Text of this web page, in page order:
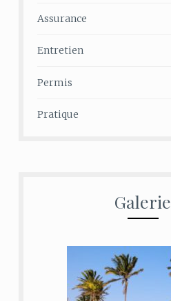
Assurance
Entretien
Permis
Pratique
Galerie